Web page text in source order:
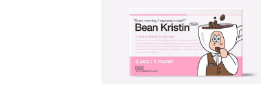
Add to
Wishlist